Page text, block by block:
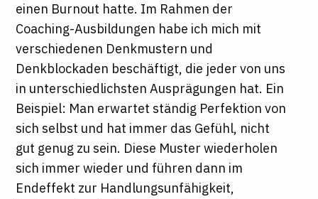
einen Burnout hatte. Im Rahmen der
Coaching-Ausbildungen habe ich mich mit
verschiedenen Denkmustern und
Denkblockaden beschäftigt, die jeder von uns
in unterschiedlichsten Ausprägungen hat. Ein
Beispiel: Man erwartet ständig Perfektion von
sich selbst und hat immer das Gefühl, nicht
gut genug zu sein. Diese Muster wiederholen
sich immer wieder und führen dann im
Endeffekt zur Handlungsunfähigkeit,